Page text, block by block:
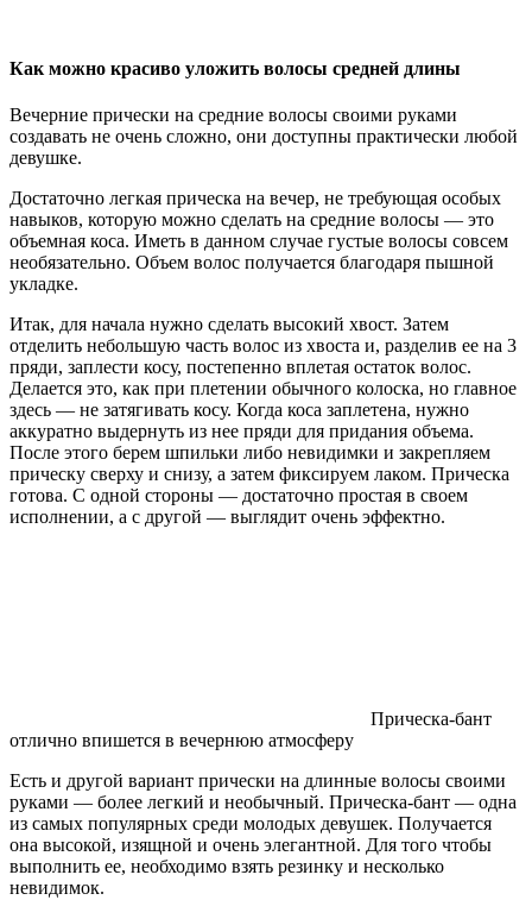
Как можно красиво уложить волосы средней длины
Вечерние прически на средние волосы своими руками
создавать не очень сложно, они доступны практически любой
девушке.
Достаточно легкая прическа на вечер, не требующая особых
навыков, которую можно сделать на средние волосы — это
объемная коса. Иметь в данном случае густые волосы совсем
необязательно. Объем волос получается благодаря пышной
укладке.
Итак, для начала нужно сделать высокий хвост. Затем
отделить небольшую часть волос из хвоста и, разделив ее на 3
пряди, заплести косу, постепенно вплетая остаток волос.
Делается это, как при плетении обычного колоска, но главное
здесь — не затягивать косу. Когда коса заплетена, нужно
аккуратно выдернуть из нее пряди для придания объема.
После этого берем шпильки либо невидимки и закрепляем
прическу сверху и снизу, а затем фиксируем лаком. Прическа
готова. С одной стороны — достаточно простая в своем
исполнении, а с другой — выглядит очень эффектно.
Прическа-бант
отлично впишется в вечернюю атмосферу
Есть и другой вариант прически на длинные волосы своими
руками — более легкий и необычный. Прическа-бант — одна
из самых популярных среди молодых девушек. Получается
она высокой, изящной и очень элегантной. Для того чтобы
выполнить ее, необходимо взять резинку и несколько
невидимок.